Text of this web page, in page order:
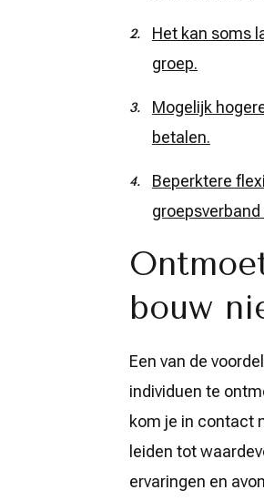
Het kan soms
groep.
Mogelijk
betalen.
Beperktere
bouw
Een van de
individuen te
kom je in contact
leiden tot
ervaringen en